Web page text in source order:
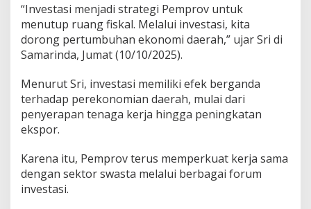
“Investasi menjadi strategi Pemprov untuk
menutup ruang fiskal. Melalui investasi, kita
dorong pertumbuhan ekonomi daerah,” ujar Sri di
Samarinda, Jumat (10/10/2025).
Menurut Sri, investasi memiliki efek berganda
terhadap perekonomian daerah, mulai dari
penyerapan tenaga kerja hingga peningkatan
ekspor.
Karena itu, Pemprov terus memperkuat kerja sama
dengan sektor swasta melalui berbagai forum
investasi.